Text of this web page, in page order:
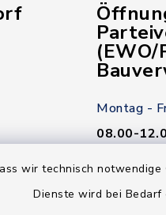
wir technisch
Dienste wird bei
(EWO/
Montag -
08.00-
Donnerstag
14.00-